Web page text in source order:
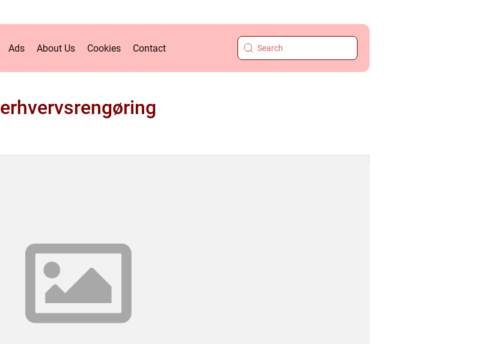
Ads About Us Cookies Contact
erhvervsrengøring